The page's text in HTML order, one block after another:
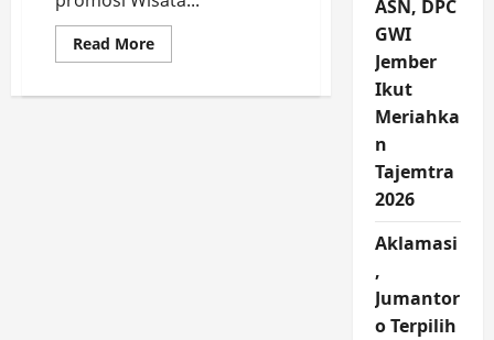
Read MoreRead
more
Sosialisasi
ASN, DPC
GWI
Jember
Ikut
Meriahka
n
Tajemtra
2026
Aklamasi
,
Jumantor
o Terpilih